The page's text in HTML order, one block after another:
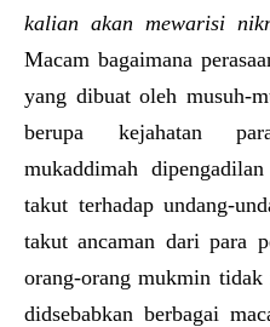
kalian akan mewarisi
Macam bagaimana
yang dibuat oleh musuh-
berupa kejahatan
mukaddimah
takut terhadap undang-
takut ancaman dari para
orang-orang mukmin tidak
didsebabkan berbagai